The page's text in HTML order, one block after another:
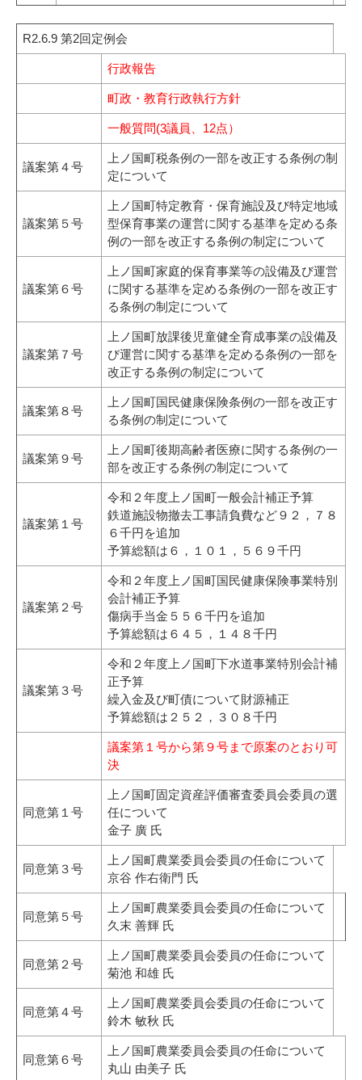
R2.6.9 第2回定例会
行政報告
町政・教育行政執行方針
一般質問(3議員、12点）
議案第４号
上ノ国町税条例の一部を改正する条例の制
定について
議案第５号
上ノ国町特定教育・保育施設及び特定地域
型保育事業の運営に関する基準を定める条
例の一部を改正する条例の制定について
議案第６号
上ノ国町家庭的保育事業等の設備及び運営
に関する基準を定める条例の一部を改正す
る条例の制定について
議案第７号
上ノ国町放課後児童健全育成事業の設備及
び運営に関する基準を定める条例の一部を
改正する条例の制定について
議案第８号
上ノ国町国民健康保険条例の一部を改正す
る条例の制定について
議案第９号
上ノ国町後期高齢者医療に関する条例の一
部を改正する条例の制定について
議案第１号
令和２年度上ノ国町一般会計補正予算
鉄道施設物撤去工事請負費など９２，７８
６千円を追加
予算総額は６，１０１，５６９千円
議案第２号
令和２年度上ノ国町国民健康保険事業特別
会計補正予算
傷病手当金５５６千円を追加
予算総額は６４５，１４８千円
議案第３号
令和２年度上ノ国町下水道事業特別会計補
正予算
繰入金及び町債について財源補正
予算総額は２５２，３０８千円
議案第１号から第９号まで原案のとおり可
決
同意第１号
上ノ国町固定資産評価審査委員会委員の選
任について
金子 廣 氏
同意第３号
上ノ国町農業委員会委員の任命について
京谷 作右衛門 氏
同意第５号
上ノ国町農業委員会委員の任命について
久末 善輝 氏
同意第２号
上ノ国町農業委員会委員の任命について
菊池 和雄 氏
同意第４号
上ノ国町農業委員会委員の任命について
鈴木 敏秋 氏
同意第６号
上ノ国町農業委員会委員の任命について
丸山 由美子 氏